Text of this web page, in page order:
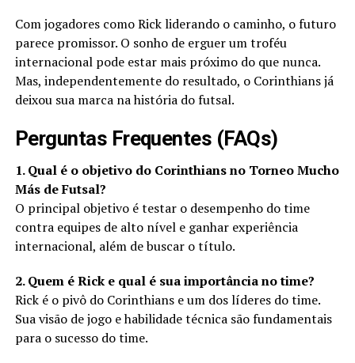
Com jogadores como Rick liderando o caminho, o futuro
parece promissor. O sonho de erguer um troféu
internacional pode estar mais próximo do que nunca.
Mas, independentemente do resultado, o Corinthians já
deixou sua marca na história do futsal.
Perguntas Frequentes (FAQs)
1. Qual é o objetivo do Corinthians no Torneo Mucho
Más de Futsal?
O principal objetivo é testar o desempenho do time
contra equipes de alto nível e ganhar experiência
internacional, além de buscar o título.
2. Quem é Rick e qual é sua importância no time?
Rick é o pivô do Corinthians e um dos líderes do time.
Sua visão de jogo e habilidade técnica são fundamentais
para o sucesso do time.